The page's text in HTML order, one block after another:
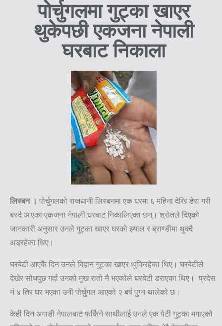
पोर्चुगलमा गुट्का खाएर
थुकेपछी एकजना नेपाली
घरबाट निकाला
लिस्बन । पोर्चुगलको राजधानी लिस्बनमा एक घरमा ६ महिना देखि डेरा गरी
बस्दै आएका एकजना नेपाली घरबाट निकालिएका छन्। श्रोतले दिएको
जानकारी अनुसार उनले गुट्का खाएर घरको झ्याल र ब्राण्डीमा थुक्दै
आइरहेका थिए।
घरबेटी आएकै दिन उनले बिहान गुट्का खाएर थुकिरहेका थिए। घरबेटीले
देखेर सोधपुछ गर्दा उनको मुख रातो नै भएकोले घरबेटी डराएका थिए। प्रदेस
नं ४ तिर घर भएका उनी पोर्चुगल आएको २ बर्ष पुग्न थालेको छ।
केही दिन अगाडी नेपालबाट फर्किने साथीलाई उनले एक पेटी गुट्का मगाएको